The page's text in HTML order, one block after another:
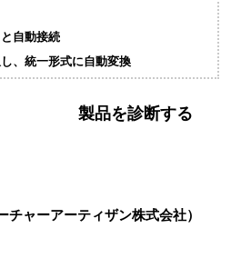
自動接続
、統一形式に自動変換
製品を診断する
チャーアーティザン株式会社）